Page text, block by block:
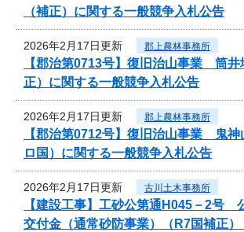
（補正）に関する一般競争入札公告
2026年2月17日更新 郡上農林事務所
【郡治第0713号】復旧治山事業 筒井
正）に関する一般競争入札公告
2026年2月17日更新 郡上農林事務所
【郡治第0712号】復旧治山事業 鬼神
ロ国）に関する一般競争入札公告
2026年2月17日更新 古川土木事務所
【建設工事】工砂公第通H045－2号
交付金（通常砂防事業）（R7国補正